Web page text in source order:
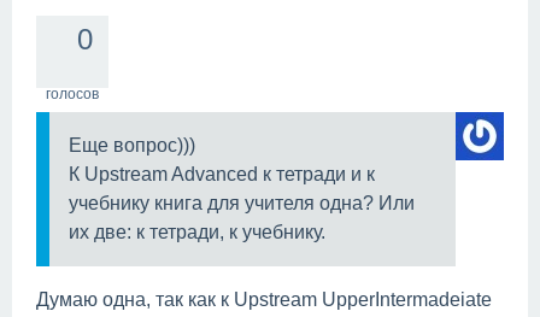
0
голосов
Еще вопрос)))
К Upstream Advanced к тетради и к
учебнику книга для учителя одна? Или
их две: к тетради, к учебнику.
Думаю одна, так как к Upstream UpperIntermadeiate